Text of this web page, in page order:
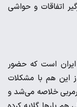
اتفاقات و حواشی
ایران است که حضور
این هم با مشکلات
خلاصه می‌شد و